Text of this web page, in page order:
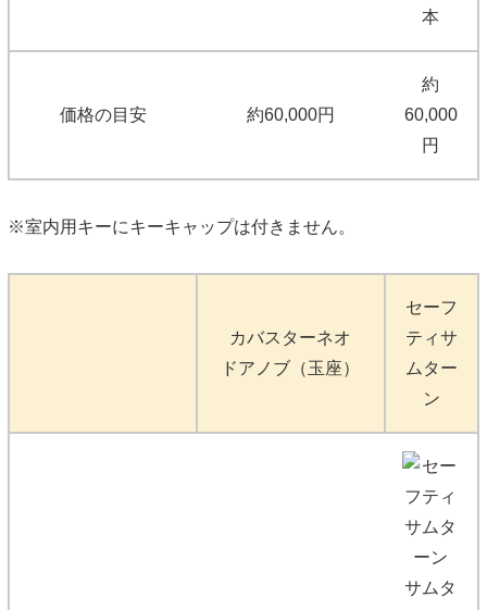
本
価格の目安 約60,000円
約
60,000
円
※室内用キーにキーキャップは付きません。
カバスターネオ
ドアノブ（玉座）
セーフ
ティサ
ムター
ン
サムタ